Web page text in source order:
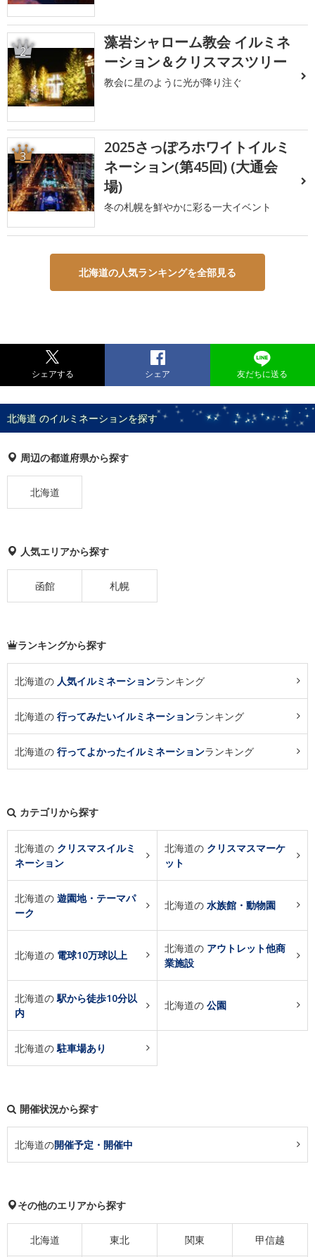
2
藻岩シャローム教会 イルミネ
ーション＆クリスマスツリー
教会に星のように光が降り注ぐ
3
2025さっぽろホワイトイルミ
ネーション(第45回) (大通会
場)
冬の札幌を鮮やかに彩る一大イベント
北海道の人気ランキングを全部見る
シェアする シェア 友だちに送る
北海道 のイルミネーションを探す
周辺の都道府県から探す
北海道
人気エリアから探す
函館 札幌
ランキングから探す
北海道の 人気イルミネーションランキング
北海道の 行ってみたいイルミネーションランキング
北海道の 行ってよかったイルミネーションランキング
カテゴリから探す
北海道の クリスマスイルミ
ネーション
北海道の クリスマスマーケ
ット
北海道の 遊園地・テーマパ
ーク
北海道の 水族館・動物園
北海道の 電球10万球以上
北海道の アウトレット他商
業施設
北海道の 駅から徒歩10分以
内
北海道の 公園
北海道の 駐車場あり
開催状況から探す
北海道の開催予定・開催中
その他のエリアから探す
北海道 東北 関東 甲信越